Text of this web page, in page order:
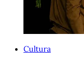
Cultura